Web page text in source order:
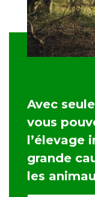
Avec
vous
l’élevage
grande
les